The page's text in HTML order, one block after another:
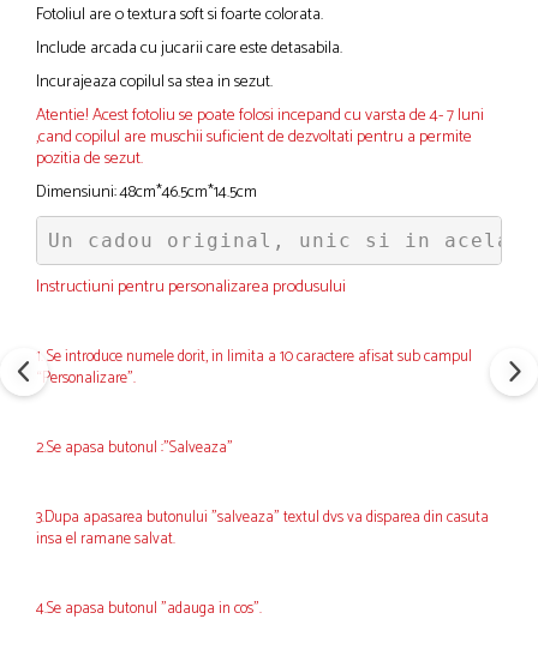
Fotoliul are o textura soft si foarte colorata.
Include arcada cu jucarii care este detasabila.
Incurajeaza copilul sa stea in sezut.
Atentie! Acest fotoliu se poate folosi incepand cu varsta de 4- 7 luni
,cand copilul are muschii suficient de dezvoltati pentru a permite
pozitia de sezut.
Dimensiuni: 48cm*46.5cm*14.5cm
Un cadou original, unic si in
Instructiuni pentru personalizarea produsului
1. Se introduce numele dorit, in limita a 10 caractere afisat sub campul
“Personalizare”.
2.Se apasa butonul :"Salveaza"
3.Dupa apasarea butonului "salveaza" textul dvs va disparea din casuta
insa el ramane salvat.
4.Se apasa butonul "adauga in cos".